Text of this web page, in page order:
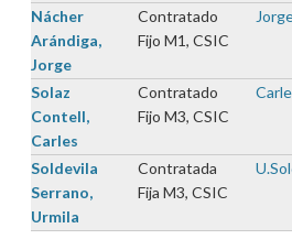
Nácher
Arándiga,
Jorge
Contratado
Fijo M1, CSIC
Solaz
Contell,
Carles
Contratado
Fijo M3, CSIC
Soldevila
Serrano,
Urmila
Contratada
Fija M3, CSIC